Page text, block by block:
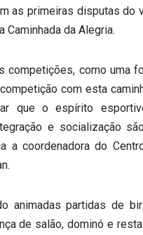
as primeiras disputas do
Caminhada da Alegria.
competições, como uma
com esta
que o espírito
e socialização
a coordenadora do
animadas partidas de
de salão, dominó e